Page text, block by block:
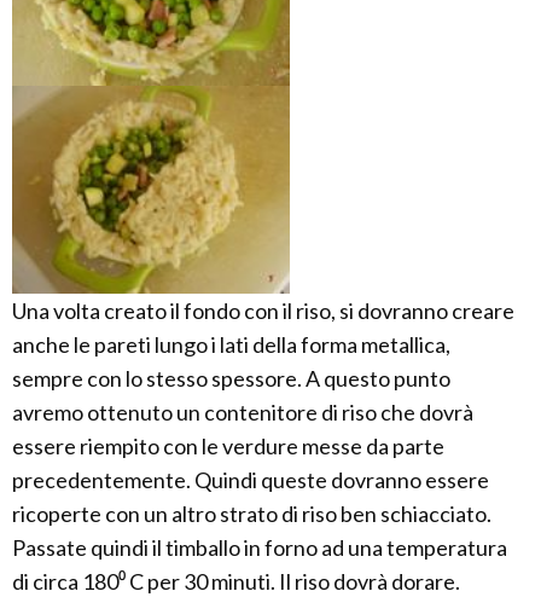
Una volta creato il fondo con il riso, si dovranno creare
anche le pareti lungo i lati della forma metallica,
sempre con lo stesso spessore. A questo punto
avremo ottenuto un contenitore di riso che dovrà
essere riempito con le verdure messe da parte
precedentemente. Quindi queste dovranno essere
ricoperte con un altro strato di riso ben schiacciato.
Passate quindi il timballo in forno ad una temperatura
di circa 180⁰ C per 30 minuti. Il riso dovrà dorare.